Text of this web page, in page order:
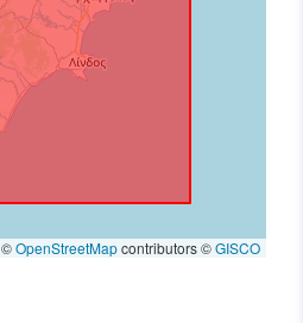
©OpenStreetMapcontributors ©GISCO